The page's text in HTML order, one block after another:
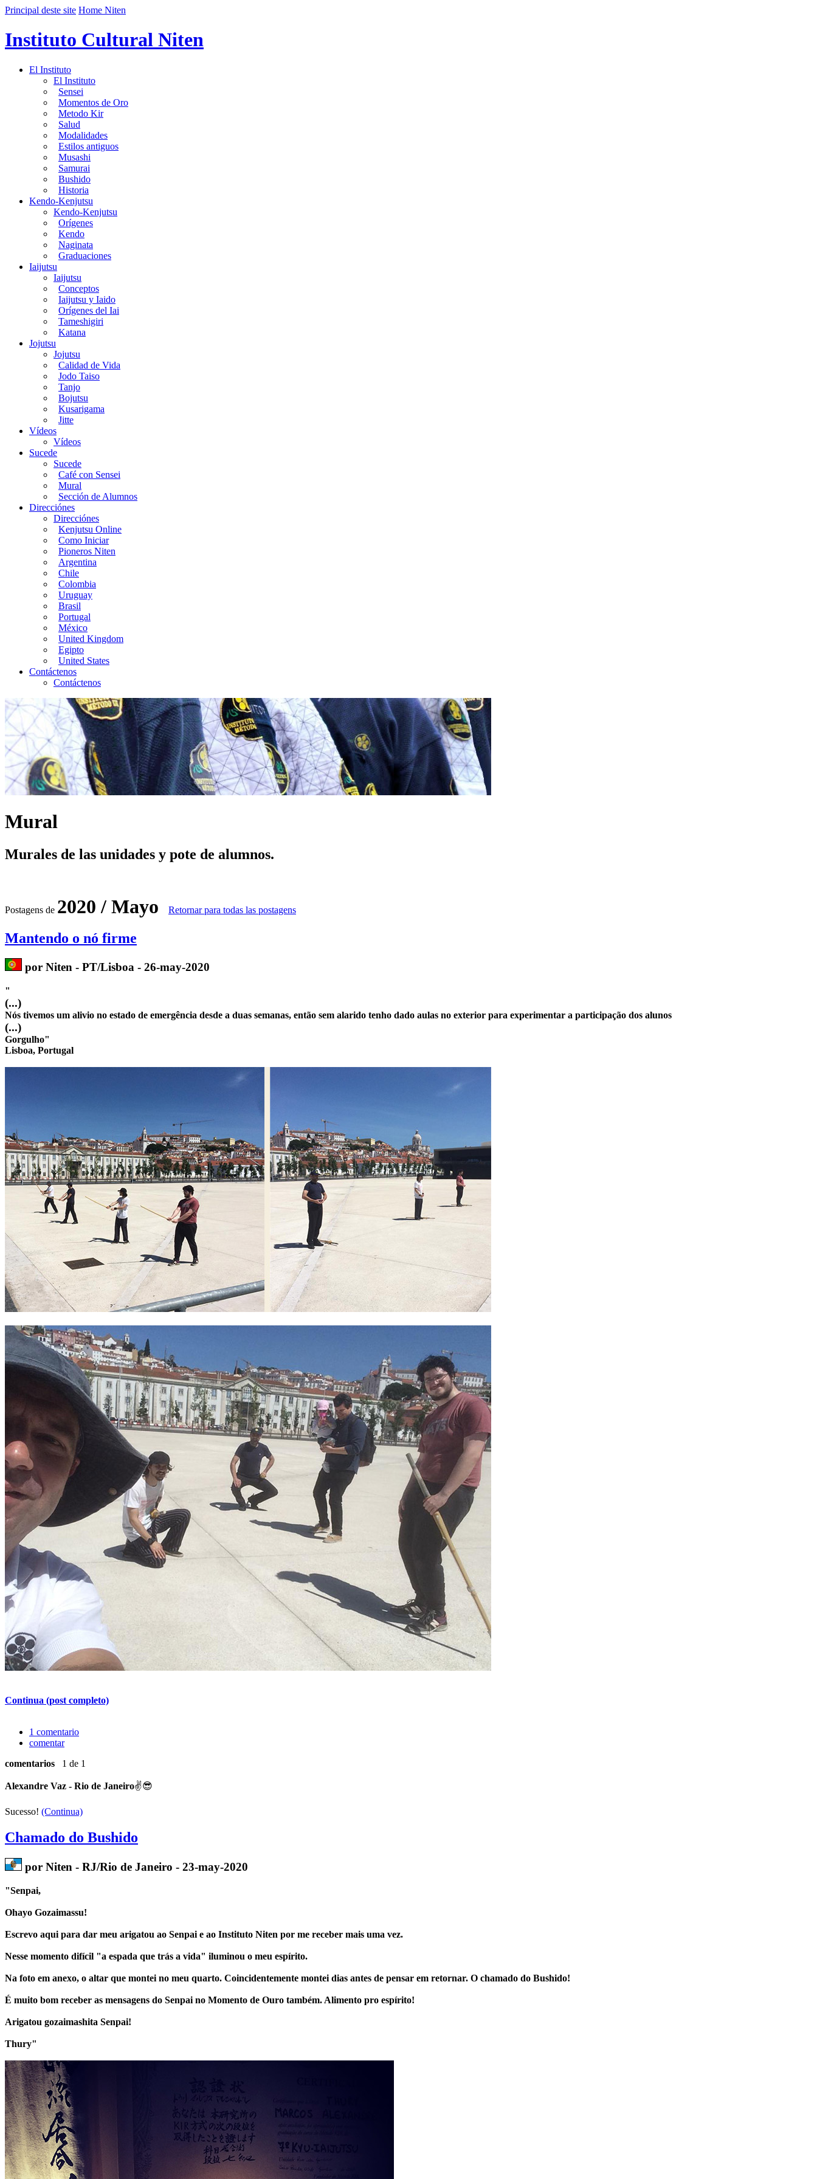
Principal deste site Home Niten
Instituto Cultural Niten
El Instituto
El Instituto
Sensei
Momentos de Oro
Metodo Kir
Salud
Modalidades
Estilos antiguos
Musashi
Samurai
Bushido
Historia
Kendo-Kenjutsu
Kendo-Kenjutsu
Orígenes
Kendo
Naginata
Graduaciones
Iaijutsu
Iaijutsu
Conceptos
Iaijutsu y Iaido
Orígenes del Iai
Tameshigiri
Katana
Jojutsu
Jojutsu
Calidad de Vida
Jodo Taiso
Tanjo
Bojutsu
Kusarigama
Jitte
Vídeos
Vídeos
Sucede
Sucede
Café con Sensei
Mural
Sección de Alumnos
Direcciónes
Direcciónes
Kenjutsu Online
Como Iniciar
Pioneros Niten
Argentina
Chile
Colombia
Uruguay
Brasil
Portugal
México
United Kingdom
Egipto
United States
Contáctenos
Contáctenos
Mural
Murales de las unidades y pote de alumnos.
Postagens de 2020 / Mayo Retornar para todas las postagens
Mantendo o nó firme
por Niten - PT/Lisboa - 26-may-2020
"
(...)
Nós tivemos um alivio no estado de emergência desde a duas semanas, então sem alarido tenho dado aulas no exterior para experimentar a participação dos alunos
(...)
Gorgulho"
Lisboa, Portugal
Continua (post completo)
1 comentario
comentar
comentarios 1 de 1
Alexandre Vaz - Rio de Janeiro✌😎
Sucesso! (Continua)
Chamado do Bushido
por Niten - RJ/Rio de Janeiro - 23-may-2020
"Senpai,
Ohayo Gozaimassu!
Escrevo aqui para dar meu arigatou ao Senpai e ao Instituto Niten por me receber mais uma vez.
Nesse momento difícil "a espada que trás a vida" iluminou o meu espírito.
Na foto em anexo, o altar que montei no meu quarto. Coincidentemente montei dias antes de pensar em retornar. O chamado do Bushido!
É muito bom receber as mensagens do Senpai no Momento de Ouro também. Alimento pro espírito!
Arigatou gozaimashita Senpai!
Thury"